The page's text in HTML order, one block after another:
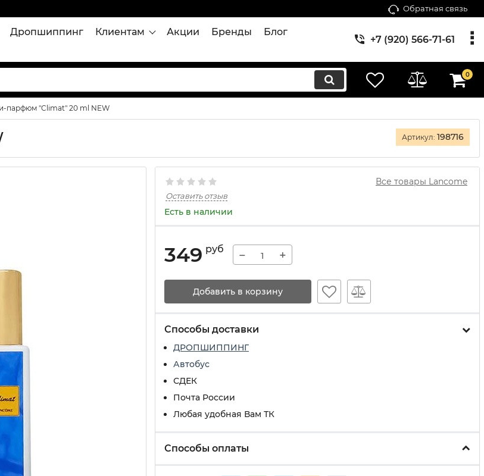
Обратная связь
Дропшиппинг Клиентам Акции Бренды
Блог
+7 (920) 566-71-61
0
парфюм "Climat" 20 ml NEW
Артикул: 198716
Все товары Lancome
Оставить отзыв
Есть в наличии
349 руб − +
Добавить в корзину
Способы доставки
ДРОПШИППИНГ
Автобус
СДЕК
Почта России
Любая удобная Вам ТК
Способы оплаты